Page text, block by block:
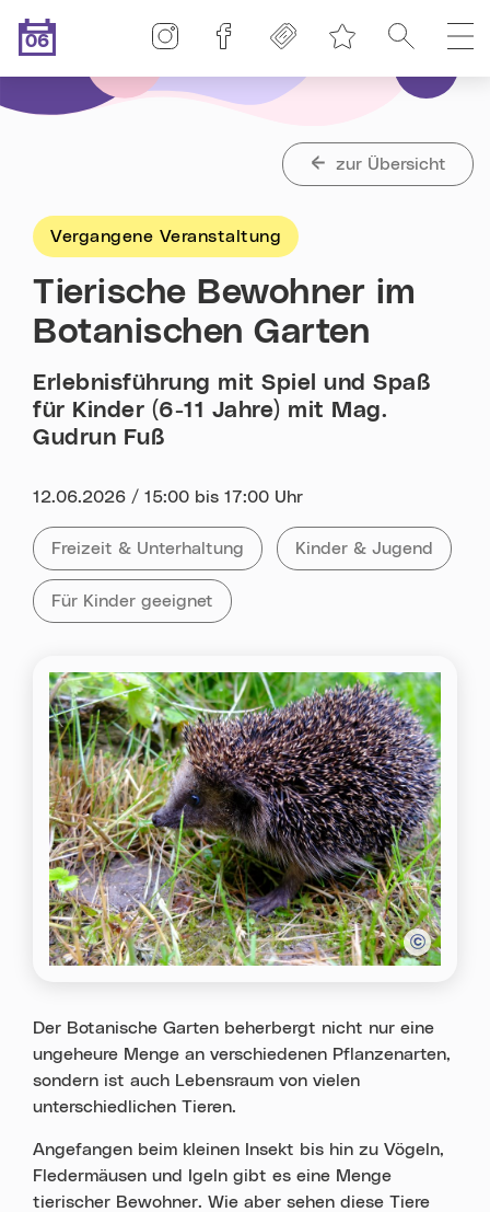
Heute ist der
06
Suche
Freikarten
Linz-Termine auf Facebook
Linz-Termine auf Instagram
zur Übersicht
Vergangene Veranstaltung
Tierische Bewohner im
Botanischen Garten
Erlebnisführung mit Spiel und Spaß
für Kinder (6-11 Jahre) mit Mag.
Gudrun Fuß
Datum:
12.06.2026 / 15:00 bis 17:00 Uhr
Kategorie:
Alle Veranstaltungen der Kategorie
Freizeit & Unterhaltung Tag:Alle Veranstaltungen
Kinder & Jugend
Alle Veranstaltungen mit „Für Kinder geeignet„
Für Kinder geeignet
Der Botanische Garten beherbergt nicht nur eine
ungeheure Menge an verschiedenen Pflanzenarten,
sondern ist auch Lebensraum von vielen
unterschiedlichen Tieren.
Angefangen beim kleinen Insekt bis hin zu Vögeln,
Fledermäusen und Igeln gibt es eine Menge
tierischer Bewohner. Wie aber sehen diese Tiere